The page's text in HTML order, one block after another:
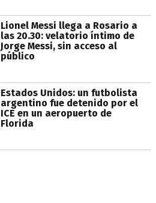
Lionel Messi llega a Rosario a
las 20.30: velatorio íntimo de
Jorge Messi, sin acceso al
público
Estados Unidos: un futbolista
argentino fue detenido por el
ICE en un aeropuerto de
Florida